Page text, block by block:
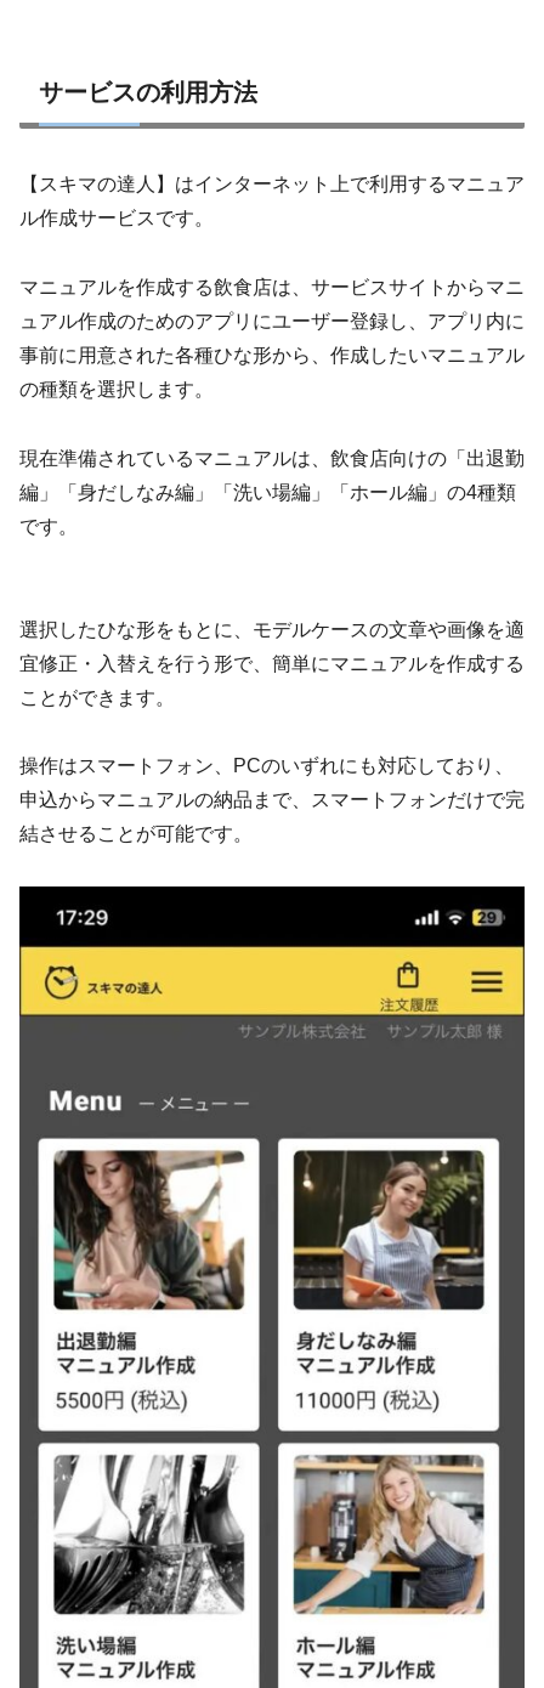
サービスの利用方法
【スキマの達人】はインターネット上で利用するマニュア
ル作成サービスです。
マニュアルを作成する飲食店は、サービスサイトからマニ
ュアル作成のためのアプリにユーザー登録し、アプリ内に
事前に用意された各種ひな形から、作成したいマニュアル
の種類を選択します。
現在準備されているマニュアルは、飲食店向けの「出退勤
編」「身だしなみ編」「洗い場編」「ホール編」の4種類
です。
選択したひな形をもとに、モデルケースの文章や画像を適
宜修正・入替えを行う形で、簡単にマニュアルを作成する
ことができます。
操作はスマートフォン、PCのいずれにも対応しており、
申込からマニュアルの納品まで、スマートフォンだけで完
結させることが可能です。